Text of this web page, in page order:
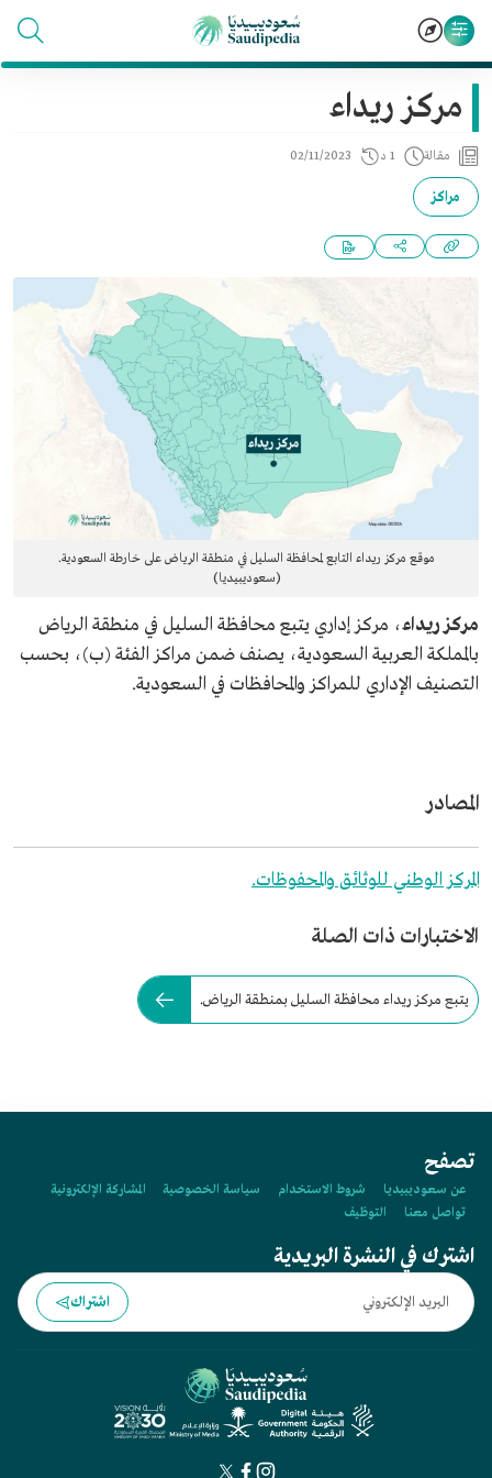
مركز ريداء
مقالة 1 د 02/11/2023
مراكز
موقع مركز ريداء التابع لمحافظة السليل في منطقة الرياض على خارطة السعودية.
(سعوديبيديا)
مركز ريداء، مركز إداري يتبع محافظة السليل في منطقة الرياض
بالمملكة العربية السعودية، يصنف ضمن مراكز الفئة (ب)، بحسب
التصنيف الإداري للمراكز والمحافظات في السعودية.
المصادر
المركز الوطني للوثائق والمحفوظات.
الاختبارات ذات الصلة
يتبع مركز ريداء محافظة السليل بمنطقة الرياض.
تصفح
عن سعوديبيديا شروط الاستخدام سياسة الخصوصية
المشاركة الإلكترونية
تواصل معنا
التوظيف
اشترك في النشرة البريدية
اشتراك